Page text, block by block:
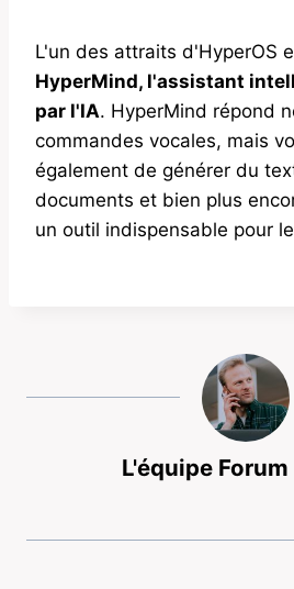
L'un des attraits d'HyperOS
HyperMind, l'assistant
par l'IA. HyperMind répond
commandes vocales, mais
également de générer du
documents et bien plus
un outil indispensable pour
L'équipe